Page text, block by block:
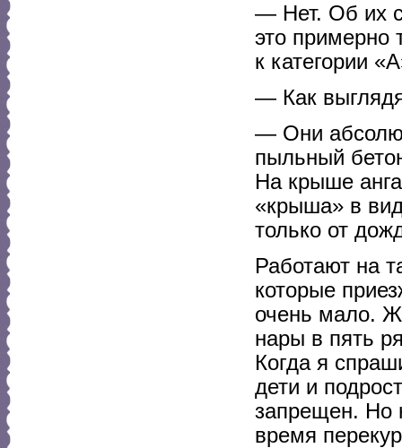
— Нет. Об их
это примерно
к категории
— Как
— Они
пыльный
На крыше
«крыша» в
только от
Работают на
которые
очень мало.
нары в пять
Когда я
дети и
запрещен. Но
время